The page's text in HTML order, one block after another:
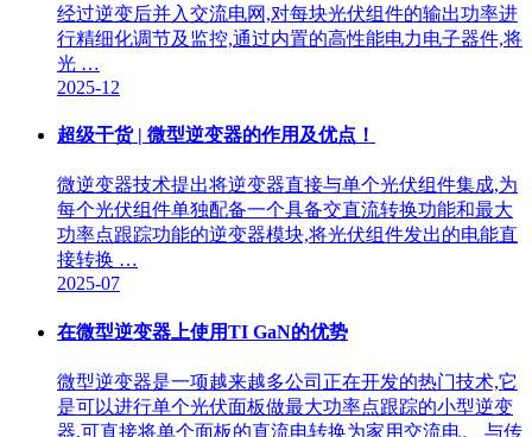
经过逆变后并入交流电网,对每块光伏组件的输出功率进
行精细化调节及监控,通过内置的高性能电力电子器件,将
光 …
2025-12
超级干货 | 微型逆变器的作用及优点！
微逆变器技术提出将逆变器直接与单个光伏组件集成,为
每个光伏组件单独配备一个具备交直流转换功能和最大
功率点跟踪功能的逆变器模块,将光伏组件发出的电能直
接转换 …
2025-07
在微型逆变器上使用TI GaN的优势
微型逆变器是一项越来越多公司正在开发的热门技术,它
是可以进行单个光伏面板做最大功率点跟踪的小型逆变
器,可直接将单个面板的直流电转换为家用交流电。 与传